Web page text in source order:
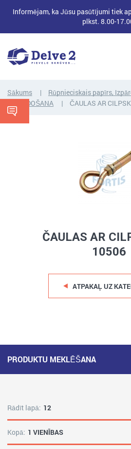
Informējam, ka Jūsu pasūtījumi tiek
plkst. 8.00-
Sākums
Rūpnieciskais papīrs,
IZPĀRDOŠANA
ČAULAS AR
ČAULAS AR
10506
ATPAKAĻ UZ
PRODUKTU MEKLĒŠANA
Rādīt lapā: 12
Kopā: 1 VIENĪBAS